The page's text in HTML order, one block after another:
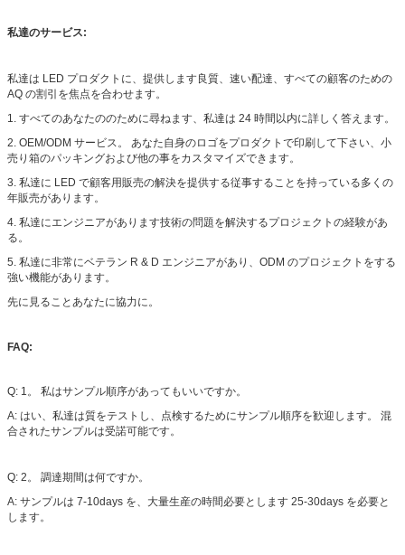
私達のサービス:
私達は LED プロダクトに、提供します良質、速い配達、すべての顧客のための
AQ の割引を焦点を合わせます。
1. すべてのあなたののために尋ねます、私達は 24 時間以内に詳しく答えます。
2. OEM/ODM サービス。 あなた自身のロゴをプロダクトで印刷して下さい、小
売り箱のパッキングおよび他の事をカスタマイズできます。
3. 私達に LED で顧客用販売の解決を提供する従事することを持っている多くの
年販売があります。
4. 私達にエンジニアがあります技術の問題を解決するプロジェクトの経験があ
る。
5. 私達に非常にベテラン R & D エンジニアがあり、ODM のプロジェクトをする
強い機能があります。
先に見ることあなたに協力に。
FAQ:
Q: 1。 私はサンプル順序があってもいいですか。
A: はい、私達は質をテストし、点検するためにサンプル順序を歓迎します。 混
合されたサンプルは受諾可能です。
Q: 2。 調達期間は何ですか。
A: サンプルは 7-10days を、大量生産の時間必要とします 25-30days を必要と
します。